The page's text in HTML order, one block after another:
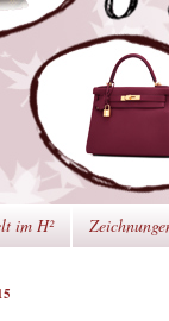
im H²